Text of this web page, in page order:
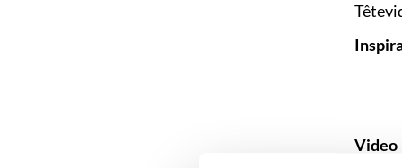
Video